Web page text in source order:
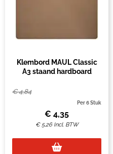
Klembord MAUL Classic
A3 staand hardboard
€4,84
Per 6 Stuk
€ 4,35
€ 5,26 Incl. BTW